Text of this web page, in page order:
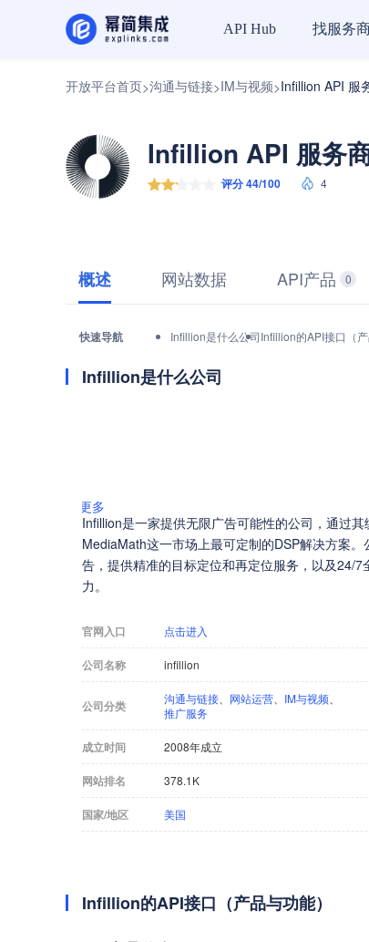
API Hub 找服务
开放平台首页>沟通与链接>IM与视频>Infillion API 服
Infillion API 服务
评分 44/100 4
概述 网站数据 API产品 0
快速导航 Infillion是什么公司Infillion的API接口（产
Infillion是什么公司
更多
Infillion是一家提供无限广告可能性的公司，通过
MediaMath这一市场上最可定制的DSP解决方案
告，提供精准的目标定位和再定位服务，以及24/
力。
官网入口 点击进入
公司名称 infillion
公司分类 沟通与链接 网站运营 IM与视频
推广服务
成立时间 2008年成立
网站排名 378.1K
国家/地区 美国
Infillion的API接口（产品与功能）